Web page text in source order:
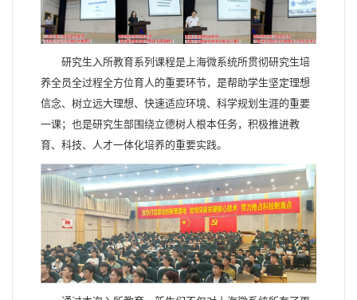
研究生入所教育系列课程是上海微系统所贯彻研究生培
养全员全过程全方位育人的重要环节，是帮助学生坚定理想
信念、树立远大理想、快速适应环境、科学规划生涯的重要
一课；也是研究生部围绕立德树人根本任务，积极推进教
育、科技、人才一体化培养的重要实践。